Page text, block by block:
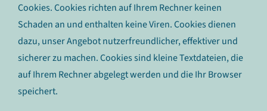
Cookies. Cookies richten auf Ihrem Rechner keinen
Schaden an und enthalten keine Viren. Cookies dienen
dazu, unser Angebot nutzerfreundlicher, effektiver und
sicherer zu machen. Cookies sind kleine Textdateien, die
auf Ihrem Rechner abgelegt werden und die Ihr Browser
speichert.